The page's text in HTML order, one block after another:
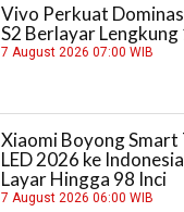
Vivo Perkuat
S2 Berlayar
7 August 2026 07:00 WIB
Xiaomi Boyong Smart
LED 2026 ke
Layar Hingga 98 Inci
7 August 2026 06:00 WIB